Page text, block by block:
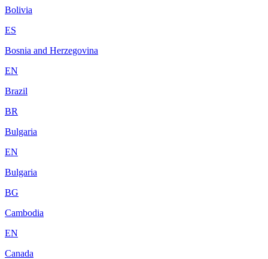
Bolivia
ES
Bosnia and Herzegovina
EN
Brazil
BR
Bulgaria
EN
Bulgaria
BG
Cambodia
EN
Canada